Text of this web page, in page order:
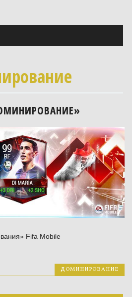
Fifa Mobile
ДОМИНИРОВАНИЕ